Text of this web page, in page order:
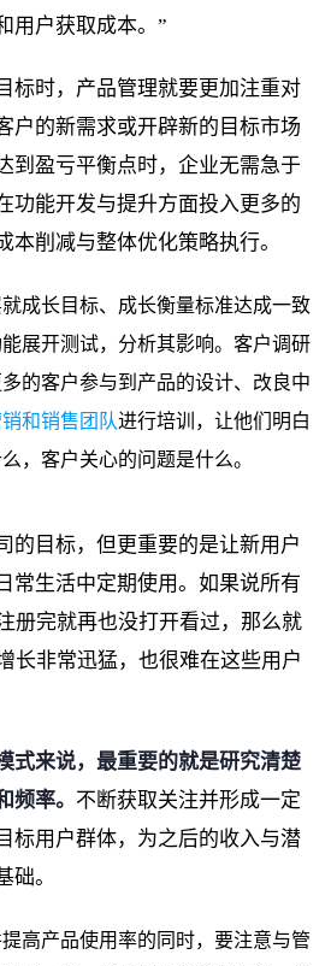
用户获取成本。”
标时，产品管理就要更加注重对
户的新需求或开辟新的目标市场
到盈亏平衡点时，企业无需急于
功能开发与提升方面投入更多的
本削减与整体优化策略执行。
成长目标、成长衡量标准达成一致
展开测试，分析其影响。客户调研
的客户参与到产品的设计、改良中
和销售团队进行培训，让他们明白
，客户关心的问题是什么。
的目标，但更重要的是让新用户
常生活中定期使用。如果说所有
册完就再也没打开看过，那么就
长非常迅猛，也很难在这些用户
式来说，最重要的就是研究清楚
频率。 不断获取关注并形成一定
标用户群体，为之后的收入与潜
础。
高产品使用率的同时，要注意与管